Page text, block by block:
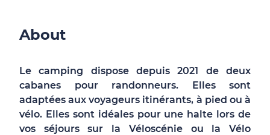
About
Le camping dispose depuis 2021 de deux
cabanes pour randonneurs. Elles sont
adaptées aux voyageurs itinérants, à pied ou à
vélo. Elles sont idéales pour une halte lors de
vos séjours sur la Véloscénie ou la Vélo